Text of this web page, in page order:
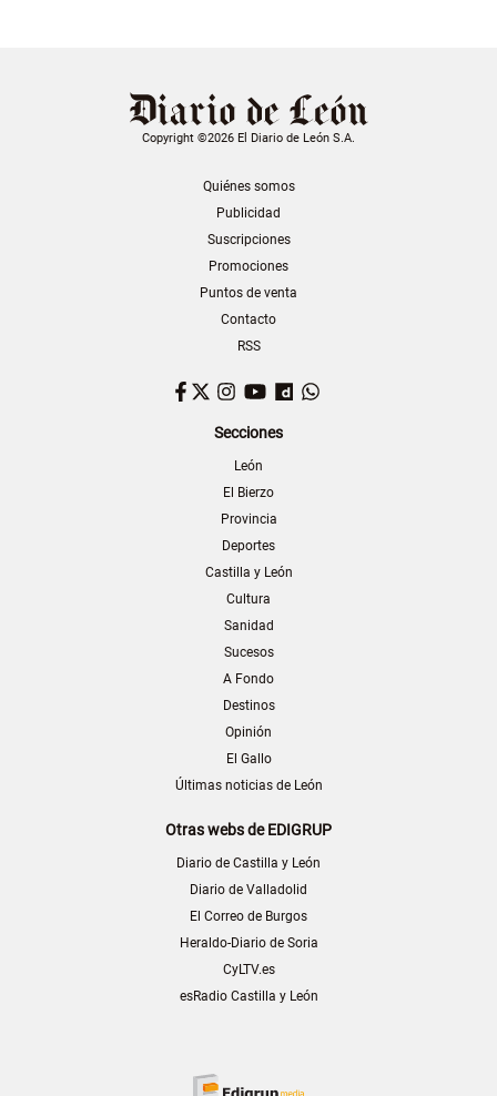
Copyright ©2026 El Diario de León S.A.
Quiénes somos
Publicidad
Suscripciones
Promociones
Puntos de venta
Contacto
RSS
Facebook
TwitterInstagram
YouTubeDailymotion
Secciones
León
El Bierzo
Provincia
Deportes
Castilla y León
Cultura
Sanidad
Sucesos
A Fondo
Destinos
Opinión
El Gallo
Últimas noticias de León
Otras webs de EDIGRUP
Diario de Castilla y León
Diario de Valladolid
El Correo de Burgos
Heraldo-Diario de Soria
CyLTV.es
esRadio Castilla y León